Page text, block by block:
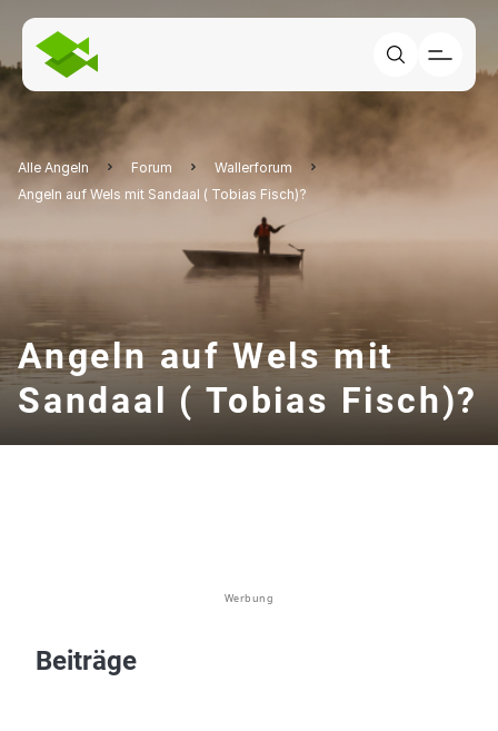
Alle Angeln Forum
Wallerforum
Angeln auf Wels mit Sandaal ( Tobias Fisch)?
Angeln auf Wels mit
Sandaal ( Tobias Fisch)?
Werbung
Beiträge